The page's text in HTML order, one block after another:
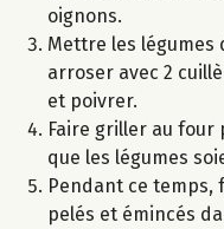
oignons.
Mettre les légumes
arroser avec 2
et poivrer.
Faire griller au four
que les légumes
Pendant ce temps,
pelés et émincés